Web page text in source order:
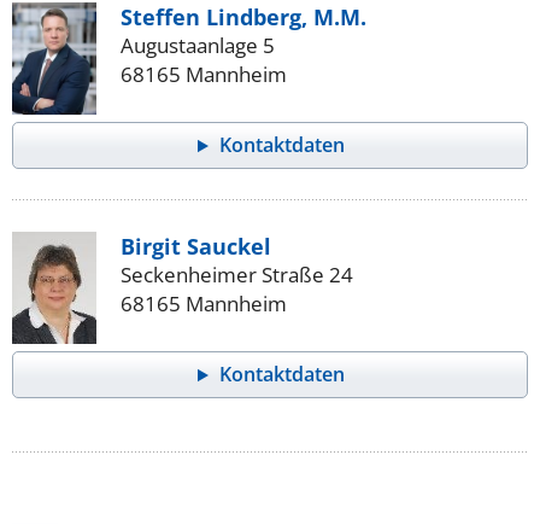
Steffen Lindberg, M.M.
Augustaanlage 5
68165 Mannheim
Kontaktdaten
Birgit Sauckel
Seckenheimer Straße 24
68165 Mannheim
Kontaktdaten